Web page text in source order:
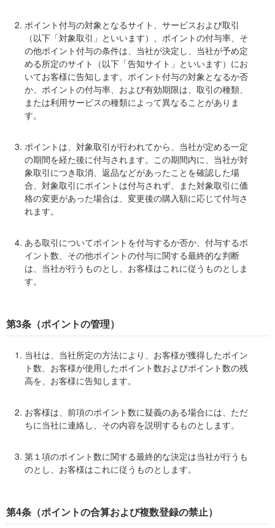
ポイント付与の対象となるサイト、サービスおよび取引
（以下「対象取引」といいます）、ポイントの付与率、そ
の他ポイント付与の条件は、当社が決定し、当社が予め定
める所定のサイト（以下「告知サイト」といいます）にお
いてお客様に告知します。ポイント付与の対象となるか否
か、ポイントの付与率、および有効期限は、取引の種類、
または利用サービスの種類によって異なることがありま
す。
ポイントは、対象取引が行われてから、当社が定める一定
の期間を経た後に付与されます。この期間内に、当社が対
象取引につき取消、返品などがあったことを確認した場
合、対象取引にポイントは付与されず、また対象取引に価
格の変更があった場合は、変更後の購入額に応じて付与さ
れます。
ある取引についてポイントを付与するか否か、付与するポ
イント数、その他ポイントの付与に関する最終的な判断
は、当社が行うものとし、お客様はこれに従うものとしま
す。
第3条（ポイントの管理）
当社は、当社所定の方法により、お客様が獲得したポイン
ト数、お客様が使用したポイント数およびポイント数の残
高を、お客様に告知します。
お客様は、前項のポイント数に疑義のある場合には、ただ
ちに当社に連絡し、その内容を説明するものとします。
第１項のポイント数に関する最終的な決定は当社が行うも
のとし、お客様はこれに従うものとします。
第4条（ポイントの合算および複数登録の禁止）